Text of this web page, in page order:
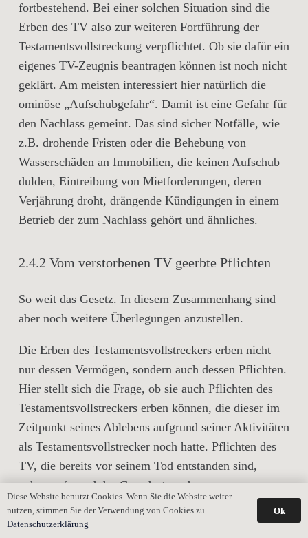
fortbestehend. Bei einer solchen Situation sind die
Erben des TV also zur weiteren Fortführung der
Testamentsvollstreckung verpflichtet. Ob sie dafür ein
eigenes TV-Zeugnis beantragen können ist noch nicht
geklärt. Am meisten interessiert hier natürlich die
ominöse „Aufschubgefahr“. Damit ist eine Gefahr für
den Nachlass gemeint. Das sind sicher Notfälle, wie
z.B. drohende Fristen oder die Behebung von
Wasserschäden an Immobilien, die keinen Aufschub
dulden, Eintreibung von Mietforderungen, deren
Verjährung droht, drängende Kündigungen in einem
Betrieb der zum Nachlass gehört und ähnliches.
2.4.2 Vom verstorbenen TV geerbte Pflichten
So weit das Gesetz. In diesem Zusammenhang sind
aber noch weitere Überlegungen anzustellen.
Die Erben des Testamentsvollstreckers erben nicht
nur dessen Vermögen, sondern auch dessen Pflichten.
Hier stellt sich die Frage, ob sie auch Pflichten des
Testamentsvollstreckers erben können, die dieser im
Zeitpunkt seines Ablebens aufgrund seiner Aktivitäten
als Testamentsvollstrecker noch hatte. Pflichten des
TV, die bereits vor seinem Tod entstanden sind,
gehen aufgrund des Grundsatzes der
Gesamtrechtsnachfolge mit dem Tod des TV auf
dessen Erben über. Das sind folgende Pflichten, die
Diese Website benutzt Cookies. Wenn Sie die Website weiter
nutzen, stimmen Sie der Verwendung von Cookies zu.
Datenschutzerklärung
Ok